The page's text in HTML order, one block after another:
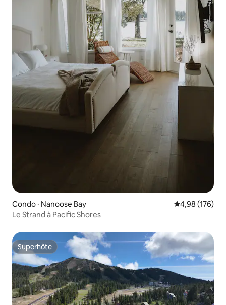
Condo · Nanoose Bay Note
4,98 (176)
Le Strand à Pacific Shores
Superhôte
Superhôte